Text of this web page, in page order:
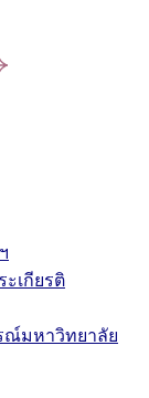
เกียรติ
ณ์มหาวิทยาลัย